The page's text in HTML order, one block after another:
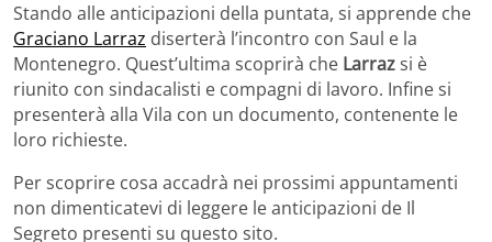
Stando alle anticipazioni della puntata, si apprende che
Graciano Larraz diserterà l’incontro con Saul e la
Montenegro. Quest’ultima scoprirà che Larrazsi è
riunito con sindacalisti e compagni di lavoro. Infine si
presenterà alla Vila con un documento, contenente le
loro richieste.
Per scoprire cosa accadrà nei prossimi appuntamenti
non dimenticatevi di leggere le anticipazioni de Il
Segreto presenti su questo sito.